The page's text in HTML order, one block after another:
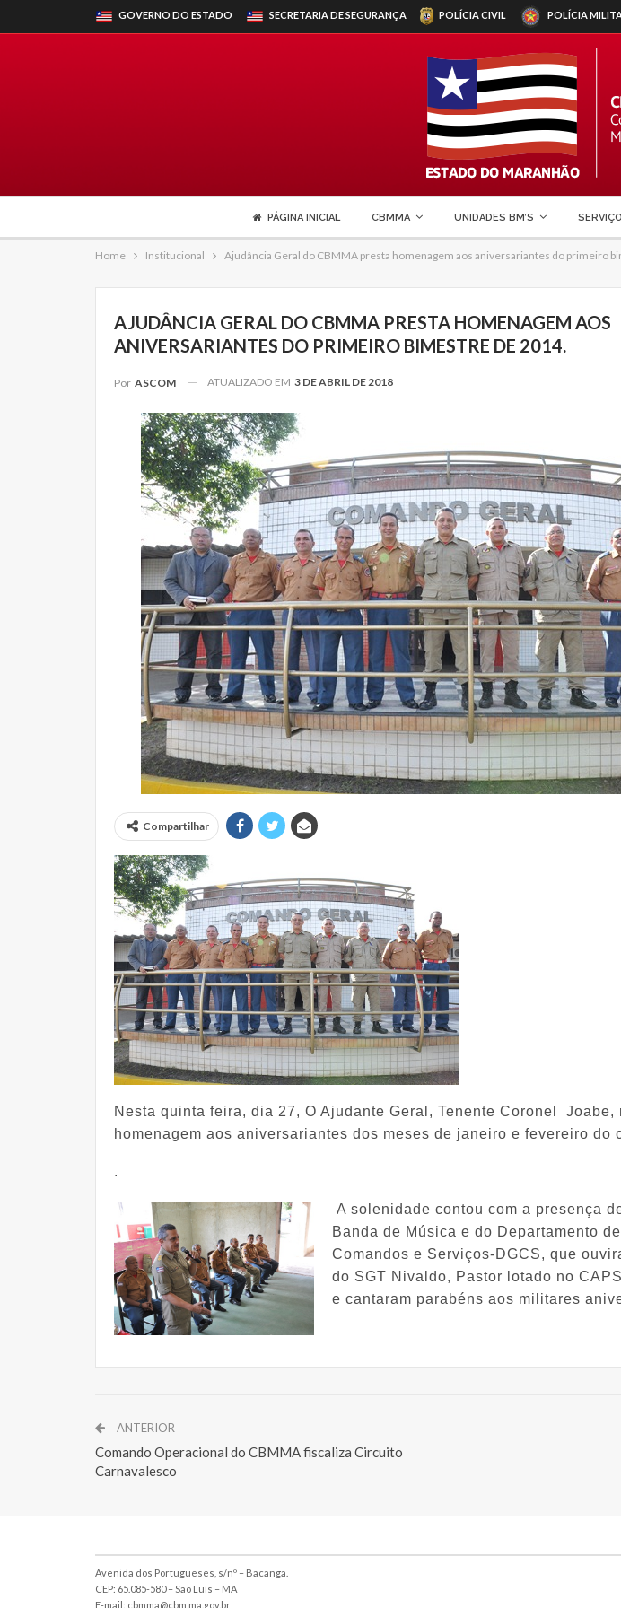
GOVERNO DO ESTADO SECRETARIA DE SEGURANÇA POLÍCIA CIVIL POLÍCIA
PÁGINA INICIAL CBMMA UNIDADES BM’S
Home Institucional Ajudância Geral do CBMMA presta homenagem aos aniversariantes do primeiro
AJUDÂNCIA GERAL DO CBMMA PRESTA HOMENAGEM AOS
ANIVERSARIANTES DO PRIMEIRO BIMESTRE DE 2014.
Por ASCOM ATUALIZADO EM 3 DE ABRIL DE 2018
Compartilhar
Nesta quinta feira, dia 27, O Ajudante Geral, Tenente Coronel Joabe,
homenagem aos aniversariantes dos meses de janeiro e fevereiro do
.
A solenidade contou com a presença
Banda de Música e do Departamento
Comandos e Serviços-DGCS, que
do SGT Nivaldo, Pastor lotado no
e cantaram parabéns aos militares
ANTERIOR
Comando Operacional do CBMMA fiscaliza Circuito
Carnavalesco
Avenida dos Portugueses, s/nº – Bacanga.
CEP: 65.085-580 – São Luís – MA
E-mail: cbmma@cbm.ma.gov.br